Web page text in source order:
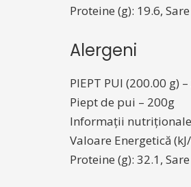
Proteine (g): 19.6,
Alergeni
PIEPT PUI (200.00 g)
Piept de pui – 200g
Informații
Valoare Energetică
Proteine (g): 32.1,